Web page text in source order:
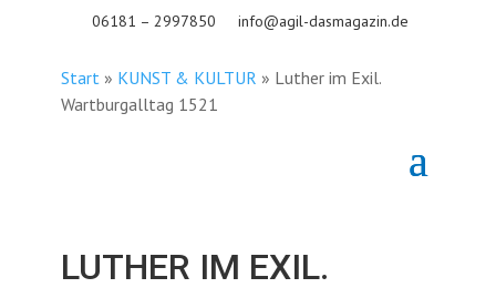
06181 – 2997850 info@agil-dasmagazin.de
Start» KUNST & KULTUR » Luther im Exil.
Wartburgalltag 1521
LUTHER IM EXIL.